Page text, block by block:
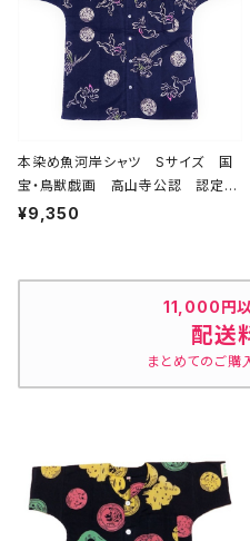
本染め魚河岸シャツ Sサイズ 国
宝・鳥獣戯画 高山寺公認 認定証
付き 木綿晒 紺×白（桜色＆若草
立てシャツ てぬぐいシャツ 濱いち
シャツ 焼津 浜通り 港町
¥9,350
11,000円
配送
まとめてのご購